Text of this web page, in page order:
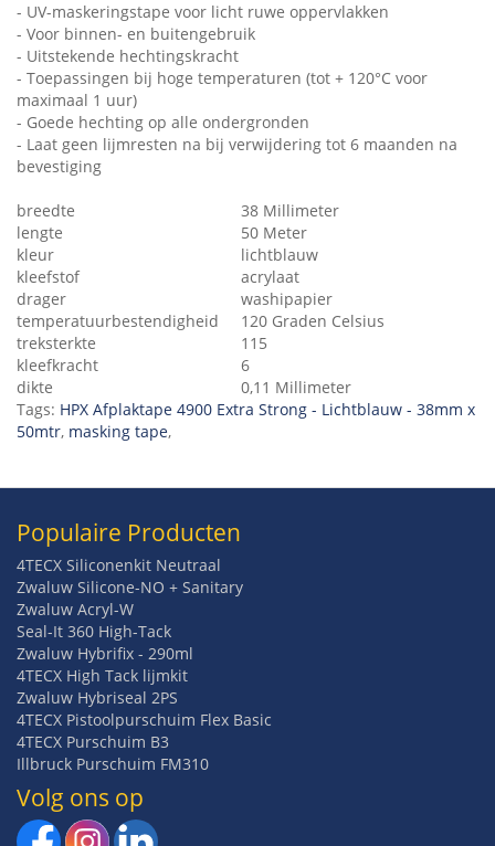
- UV-maskeringstape voor licht ruwe oppervlakken
- Voor binnen- en buitengebruik
- Uitstekende hechtingskracht
- Toepassingen bij hoge temperaturen (tot + 120°C voor
maximaal 1 uur)
- Goede hechting op alle ondergronden
- Laat geen lijmresten na bij verwijdering tot 6 maanden na
bevestiging
breedte
38 Millimeter
lengte
50 Meter
kleur
lichtblauw
kleefstof
acrylaat
drager
washipapier
temperatuurbestendigheid
120 Graden Celsius
treksterkte
115
kleefkracht
6
dikte
0,11 Millimeter
Tags: HPX Afplaktape 4900 Extra Strong - Lichtblauw - 38mm x
50mtr, masking tape,
Populaire Producten
4TECX Siliconenkit Neutraal
Zwaluw Silicone-NO + Sanitary
Zwaluw Acryl-W
Seal-It 360 High-Tack
Zwaluw Hybrifix - 290ml
4TECX High Tack lijmkit
Zwaluw Hybriseal 2PS
4TECX Pistoolpurschuim Flex Basic
4TECX Purschuim B3
Illbruck Purschuim FM310
Volg ons op